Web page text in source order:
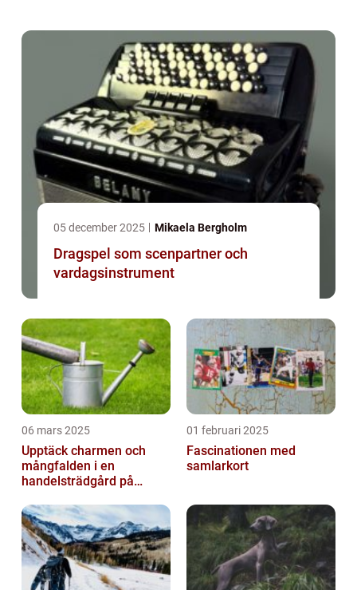
05 december 2025 Mikaela Bergholm
Dragspel som scenpartner och
vardagsinstrument
06 mars 2025
Upptäck charmen och
mångfalden i en
handelsträdgård på
01 februari 2025
Fascinationen med
samlarkort